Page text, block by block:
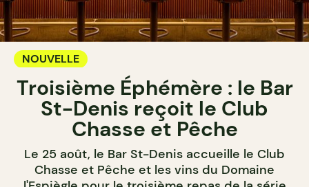
NOUVELLE
Troisième Éphémère : le Bar
St-Denis reçoit le Club
Chasse et Pêche
Le 25 août, le Bar St-Denis accueille le Club
Chasse et Pêche et les vins du Domaine